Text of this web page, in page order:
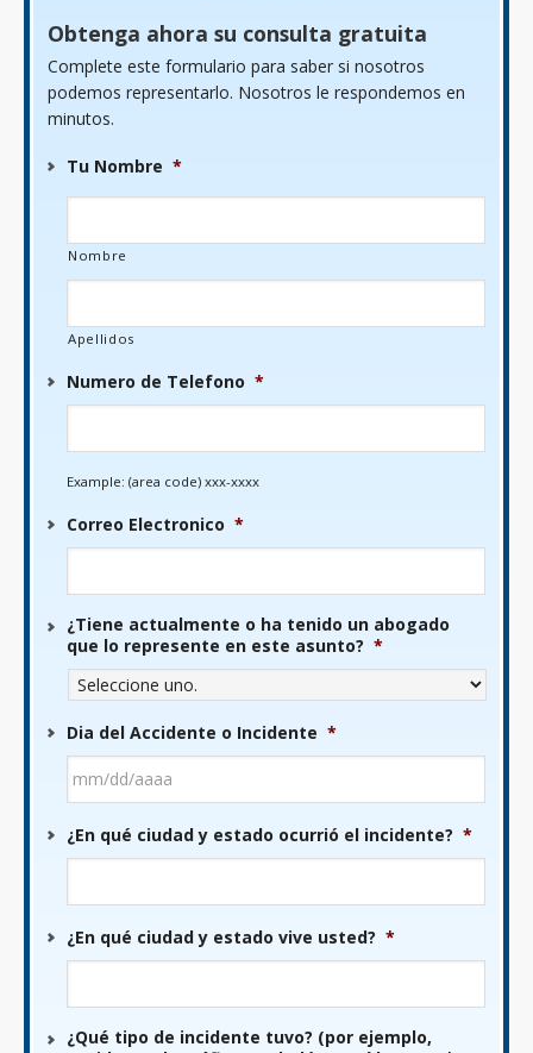
Obtenga ahora su consulta gratuita
Complete este formulario para saber si nosotros
podemos representarlo. Nosotros le respondemos en
minutos.
Tu Nombre *
Nombre
Apellidos
Numero de Telefono *
Example: (area code) xxx-xxxx
Correo Electronico *
¿Tiene actualmente o ha tenido un abogado
que lo represente en este asunto? *
Dia del Accidente o Incidente *
barra
DD
¿En qué ciudad y estado ocurrió el incidente? *
¿En qué ciudad y estado vive usted? *
¿Qué tipo de incidente tuvo? (por ejemplo,